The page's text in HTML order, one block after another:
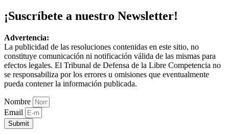
¡Suscríbete a nuestro Newsletter!
Advertencia:
La publicidad de las resoluciones contenidas en este sitio, no
constituye comunicación ni notificación válida de las mismas para
efectos legales. El Tribunal de Defensa de la Libre Competencia no
se responsabiliza por los errores u omisiones que eventualmente
pueda contener la información publicada.
Nombre
Email
Submit